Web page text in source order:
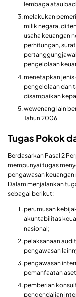
lembaga atau
melakukan
milik negara, di
usaha keuangan
perhitungan,
pengelolaan
menetapkan
pengelolaan dan
disampaikan
wewenang lain
Tahun 2006
Tugas Pokok
Berdasarkan Pasal 2
mempunyai tugas
pengawasan
Dalam menjalankan
sebagai berikut:
perumusan
akuntabilitas
nasional;
pelaksanaan
pengawasan
pengawasan
pemanfaatan
pemberian
pengendalian